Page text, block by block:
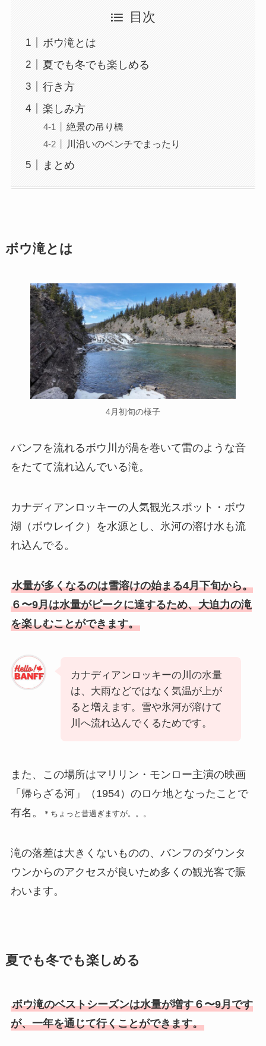
目次
ボウ滝とは
夏でも冬でも楽しめる
行き方
楽しみ方
絶景の吊り橋
川沿いのベンチでまったり
まとめ
ボウ滝とは
4月初旬の様子
バンフを流れるボウ川が渦を巻いて雷のような音
をたてて流れ込んでいる滝。
カナディアンロッキーの人気観光スポット・ボウ
湖（ボウレイク）を水源とし、氷河の溶け水も流
れ込んでる。
水量が多くなるのは雪溶けの始まる4月下旬から。
６〜9月は水量がピークに達するため、大迫力の滝
を楽しむことができます。
カナディアンロッキーの川の水量
は、大雨などではなく気温が上が
ると増えます。雪や氷河が溶けて
川へ流れ込んでくるためです。
また、この場所はマリリン・モンロー主演の映画
「帰らざる河」（1954）のロケ地となったことで
有名。
＊ちょっと昔過ぎますが。。。
滝の落差は大きくないものの、バンフのダウンタ
ウンからのアクセスが良いため多くの観光客で賑
わいます。
夏でも冬でも楽しめる
ボウ滝のベストシーズンは水量が増す６〜9月です
が、一年を通じて行くことができます。